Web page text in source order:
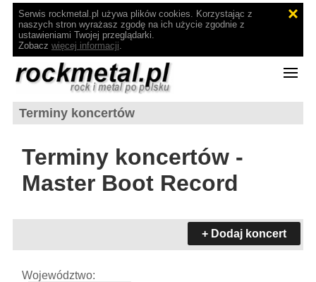
Serwis rockmetal.pl używa plików cookies. Korzystając z
naszych stron wyrażasz zgodę na ich użycie zgodnie z
ustawieniami Twojej przeglądarki.
Zobacz więcej informacji.
Terminy koncertów
Terminy koncertów -
Master Boot Record
+ Dodaj koncert
Województwo: